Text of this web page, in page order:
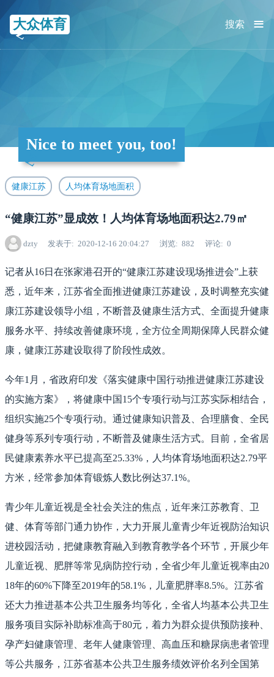
大众体育 ≡
搜索
Nice to meet you, too!
健康江苏 人均体育场地面积
“健康江苏”显成效！人均体育场地面积达2.79㎡
dzty 发表于 2020-12-16 20:04:27 浏览 882 评论 0
记者从16日在张家港召开的“健康江苏建设现场推进会”上获
悉，近年来，江苏省全面推进健康江苏建设，及时调整充实健
康江苏建设领导小组，不断普及健康生活方式、全面提升健康
服务水平、持续改善健康环境，全方位全周期保障人民群众健
康，健康江苏建设取得了阶段性成效。
今年1月，省政府印发《落实健康中国行动推进健康江苏建设
的实施方案》，将健康中国15个专项行动与江苏实际相结合，
组织实施25个专项行动。通过健康知识普及、合理膳食、全民
健身等系列专项行动，不断普及健康生活方式。目前，全省居
民健康素养水平已提高至25.33%，人均体育场地面积达2.79平
方米，经常参加体育锻炼人数比例达37.1%。
青少年儿童近视是全社会关注的焦点，近年来江苏教育、卫
健、体育等部门通力协作，大力开展儿童青少年近视防治知识
进校园活动，把健康教育融入到教育教学各个环节，开展少年
儿童近视、肥胖等常见病防控行动，全省少年儿童近视率由20
18年的60%下降至2019年的58.1%，儿童肥胖率8.5%。江苏省
还大力推进基本公共卫生服务均等化，全省人均基本公共卫生
服务项目实际补助标准高于80元，着力为群众提供预防接种、
孕产妇健康管理、老年人健康管理、高血压和糖尿病患者管理
等公共服务，江苏省基本公共卫生服务绩效评价名列全国第